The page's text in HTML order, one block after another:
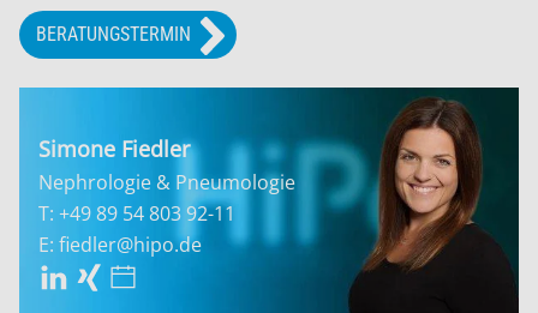
BERATUNGSTERMIN
Simone Fiedler
Nephrologie & Pneumologie
T: +49 89 54 803 92-11
E: fiedler@hipo.de